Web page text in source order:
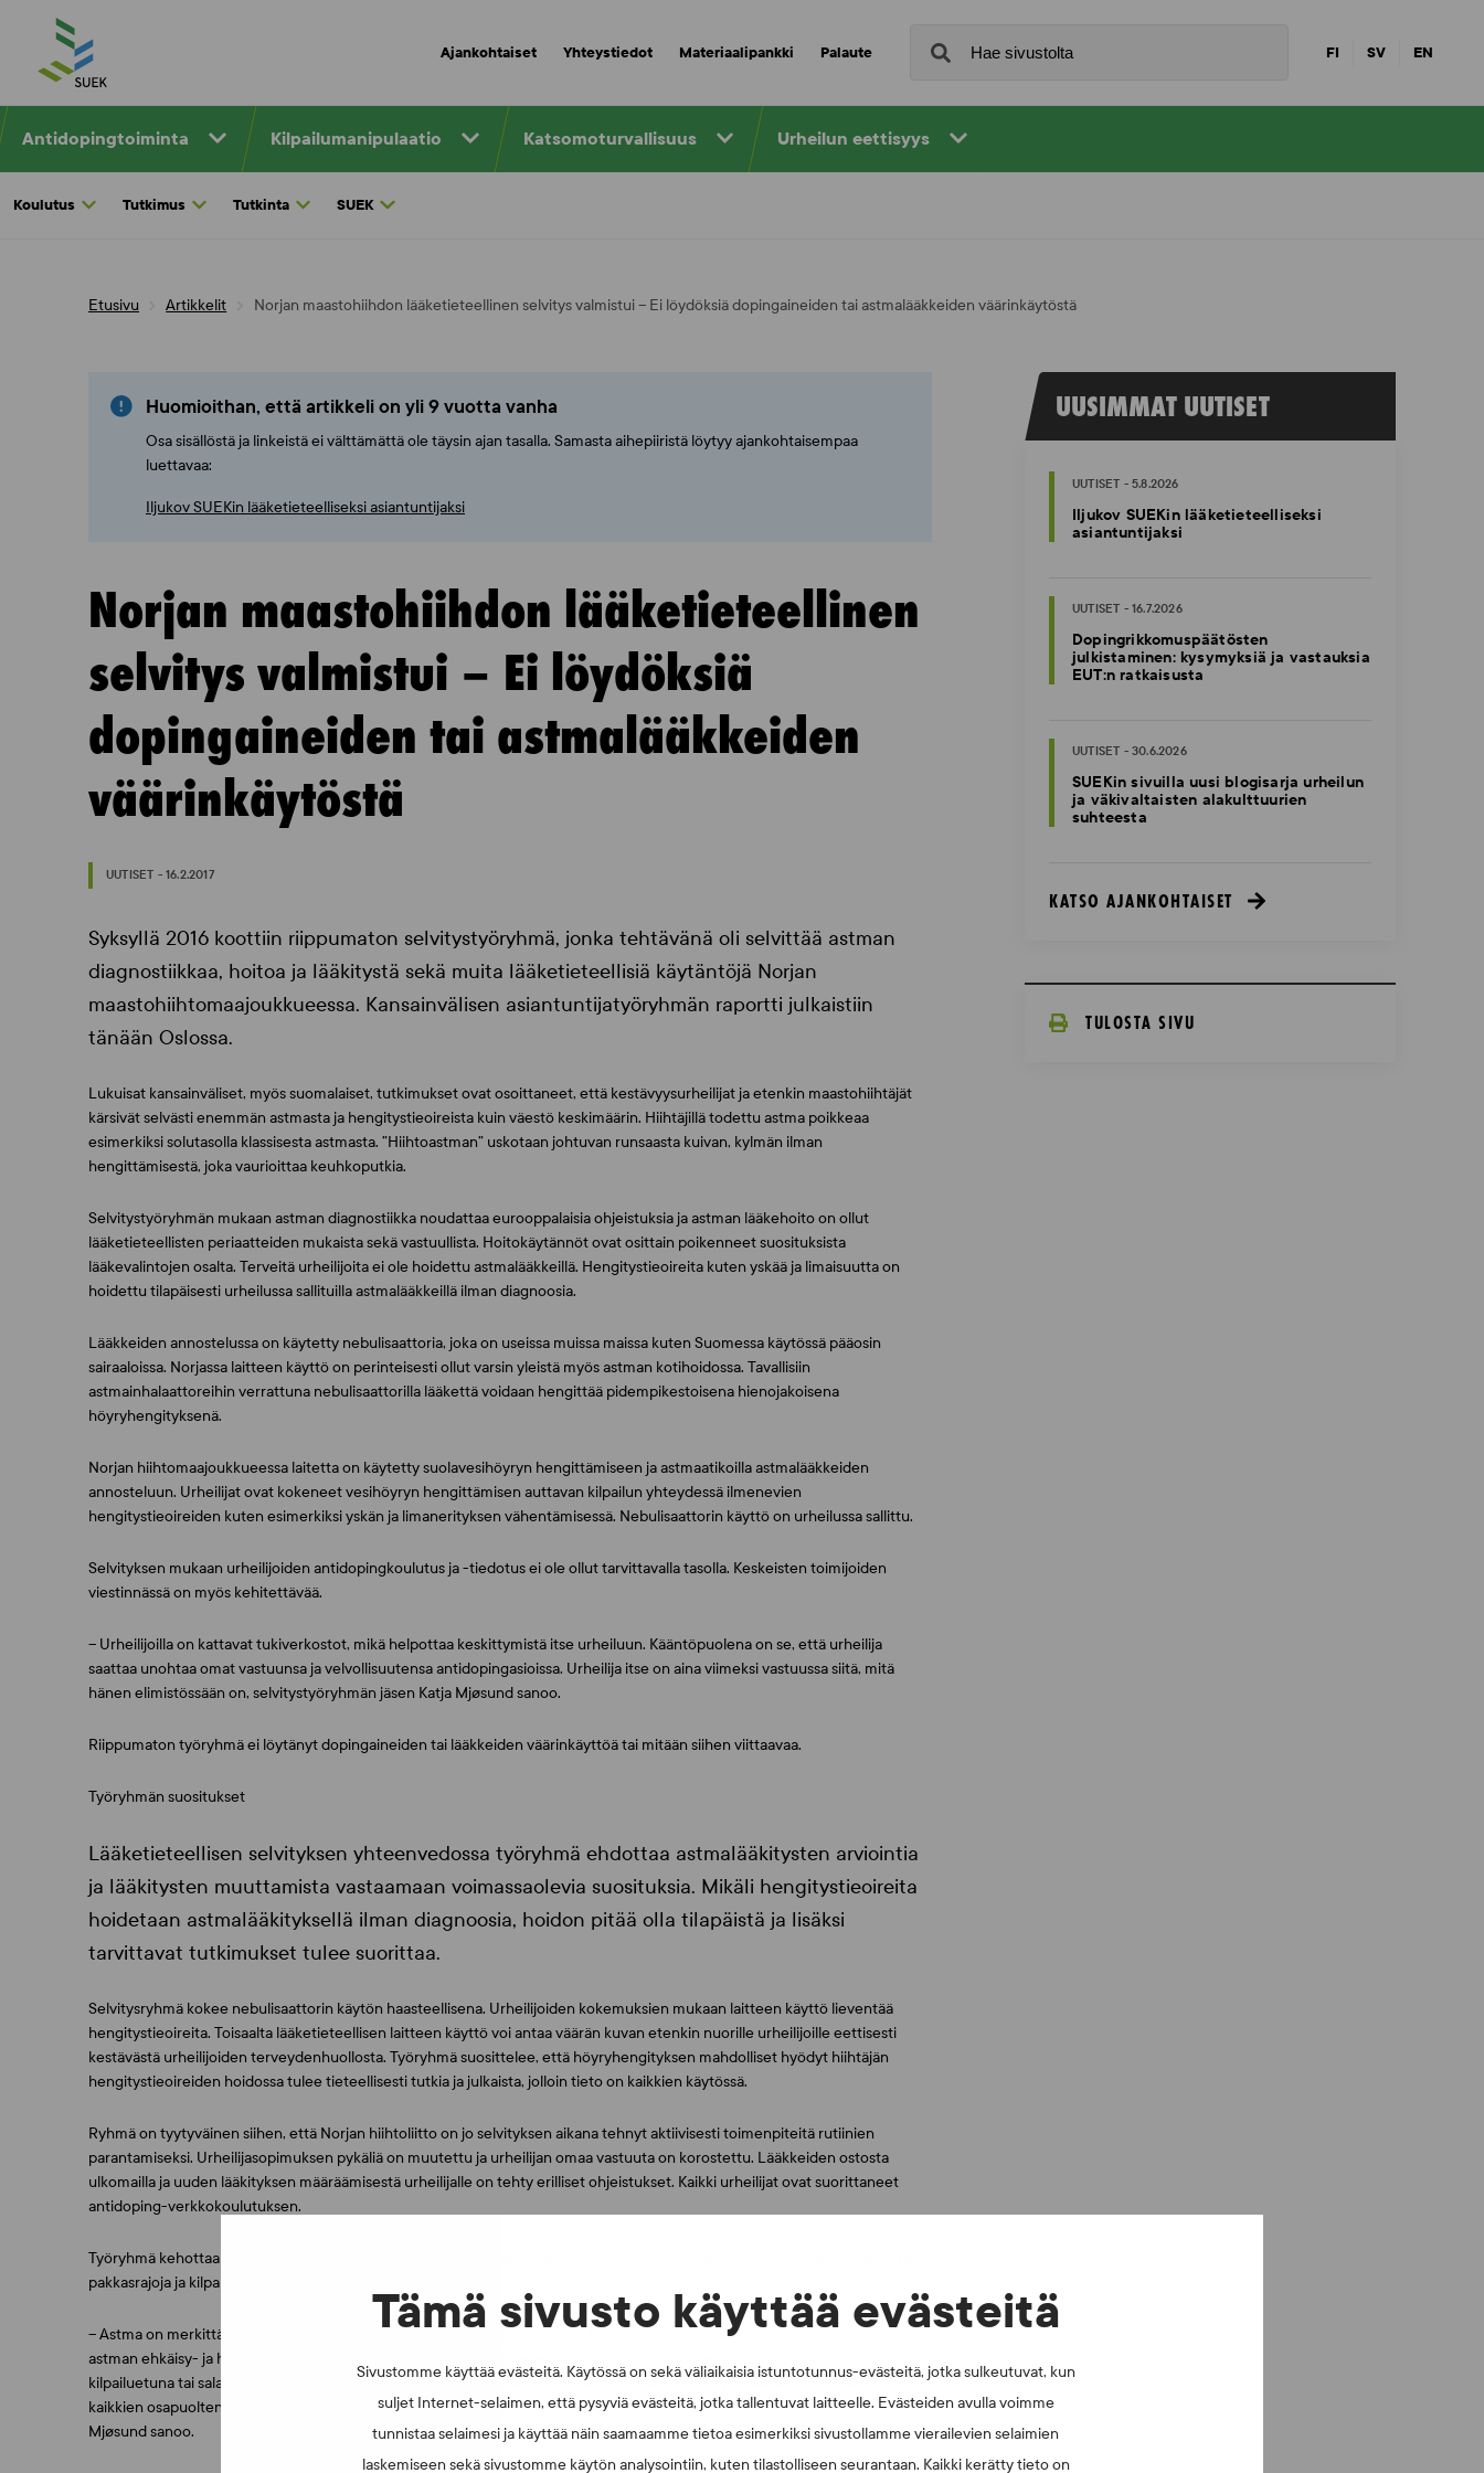
Tämä sivusto käyttää evästeitä
Sivustomme käyttää evästeitä. Käytössä on sekä väliaikaisia istuntotunnus-evästeitä, jotka sulkeutuvat, kun
suljet Internet-selaimen, että pysyviä evästeitä, jotka tallentuvat laitteelle. Evästeiden avulla voimme
tunnistaa selaimesi ja käyttää näin saamaamme tietoa esimerkiksi sivustollamme vierailevien selaimien
laskemiseen sekä sivustomme käytön analysointiin, kuten tilastolliseen seurantaan. Kaikki kerätty tieto on
content
Ajankohtaiset Yhteystiedot Materiaalipankki Palaute FI SV EN
Antidopingtoiminta Kilpailumanipulaatio Katsomoturvallisuus Urheilun eettisyys
Koulutus Tutkimus Tutkinta SUEK
Etusivu Artikkelit Norjan maastohiihdon lääketieteellinen selvitys valmistui – Ei löydöksiä dopingaineiden tai astmalääkkeiden väärinkäytöstä
Huomioithan, että artikkeli on yli 9 vuotta vanha
Osa sisällöstä ja linkeistä ei välttämättä ole täysin ajan tasalla. Samasta aihepiiristä löytyy ajankohtaisempaa
luettavaa:
Iljukov SUEKin lääketieteelliseksi asiantuntijaksi
Norjan maastohiihdon lääketieteellinen
selvitys valmistui – Ei löydöksiä
dopingaineiden tai astmalääkkeiden
väärinkäytöstä
UUTISET - 16.2.2017
Syksyllä 2016 koottiin riippumaton selvitystyöryhmä, jonka tehtävänä oli selvittää astman
diagnostiikkaa, hoitoa ja lääkitystä sekä muita lääketieteellisiä käytäntöjä Norjan
maastohiihtomaajoukkueessa. Kansainvälisen asiantuntijatyöryhmän raportti julkaistiin
tänään Oslossa.
Lukuisat kansainväliset, myös suomalaiset, tutkimukset ovat osoittaneet, että kestävyysurheilijat ja etenkin maastohiihtäjät
kärsivät selvästi enemmän astmasta ja hengitystieoireista kuin väestö keskimäärin. Hiihtäjillä todettu astma poikkeaa
esimerkiksi solutasolla klassisesta astmasta. ”Hiihtoastman” uskotaan johtuvan runsaasta kuivan, kylmän ilman
hengittämisestä, joka vaurioittaa keuhkoputkia.
Selvitystyöryhmän mukaan astman diagnostiikka noudattaa eurooppalaisia ohjeistuksia ja astman lääkehoito on ollut
lääketieteellisten periaatteiden mukaista sekä vastuullista. Hoitokäytännöt ovat osittain poikenneet suosituksista
lääkevalintojen osalta. Terveitä urheilijoita ei ole hoidettu astmalääkkeillä. Hengitystieoireita kuten yskää ja limaisuutta on
hoidettu tilapäisesti urheilussa sallituilla astmalääkkeillä ilman diagnoosia.
Lääkkeiden annostelussa on käytetty nebulisaattoria, joka on useissa muissa maissa kuten Suomessa käytössä pääosin
sairaaloissa. Norjassa laitteen käyttö on perinteisesti ollut varsin yleistä myös astman kotihoidossa. Tavallisiin
astmainhalaattoreihin verrattuna nebulisaattorilla lääkettä voidaan hengittää pidempikestoisena hienojakoisena
höyryhengityksenä.
Norjan hiihtomaajoukkueessa laitetta on käytetty suolavesihöyryn hengittämiseen ja astmaatikoilla astmalääkkeiden
annosteluun. Urheilijat ovat kokeneet vesihöyryn hengittämisen auttavan kilpailun yhteydessä ilmenevien
hengitystieoireiden kuten esimerkiksi yskän ja limanerityksen vähentämisessä. Nebulisaattorin käyttö on urheilussa sallittu.
Selvityksen mukaan urheilijoiden antidopingkoulutus ja -tiedotus ei ole ollut tarvittavalla tasolla. Keskeisten toimijoiden
viestinnässä on myös kehitettävää.
– Urheilijoilla on kattavat tukiverkostot, mikä helpottaa keskittymistä itse urheiluun. Kääntöpuolena on se, että urheilija
saattaa unohtaa omat vastuunsa ja velvollisuutensa antidopingasioissa. Urheilija itse on aina viimeksi vastuussa siitä, mitä
hänen elimistössään on, selvitystyöryhmän jäsen Katja Mjøsundsanoo.
Riippumaton työryhmä ei löytänyt dopingaineiden tai lääkkeiden väärinkäyttöä tai mitään siihen viittaavaa.
Työryhmän suositukset
Lääketieteellisen selvityksen yhteenvedossa työryhmä ehdottaa astmalääkitysten arviointia
ja lääkitysten muuttamista vastaamaan voimassaolevia suosituksia. Mikäli hengitystieoireita
hoidetaan astmalääkityksellä ilman diagnoosia, hoidon pitää olla tilapäistä ja lisäksi
tarvittavat tutkimukset tulee suorittaa.
Selvitysryhmä kokee nebulisaattorin käytön haasteellisena. Urheilijoiden kokemuksien mukaan laitteen käyttö lieventää
hengitystieoireita. Toisaalta lääketieteellisen laitteen käyttö voi antaa väärän kuvan etenkin nuorille urheilijoille eettisesti
kestävästä urheilijoiden terveydenhuollosta. Työryhmä suosittelee, että höyryhengityksen mahdolliset hyödyt hiihtäjän
hengitystieoireiden hoidossa tulee tieteellisesti tutkia ja julkaista, jolloin tieto on kaikkien käytössä.
Ryhmä on tyytyväinen siihen, että Norjan hiihtoliitto on jo selvityksen aikana tehnyt aktiivisesti toimenpiteitä rutiinien
parantamiseksi. Urheilijasopimuksen pykäliä on muutettu ja urheilijan omaa vastuuta on korostettu. Lääkkeiden ostosta
ulkomailla ja uuden lääkityksen määräämisestä urheilijalle on tehty erilliset ohjeistukset. Kaikki urheilijat ovat suorittaneet
antidoping-verkkokoulutuksen.
Työryhmä kehottaa myös FIS:ä suhtautumaan astmaongelmaan vakavasti. Organisaation tulisi arvioida uudelleen esimerkiksi
pakkasrajoja ja kilpailumuotoja.
– Astma on merkittävä ongelma monilla huippuhiihtäjillä, sitä voisi melkein kutsua ”ammattitaudiksi”. Tarvitaan lisää tietoa
astman ehkäisy- ja hoitokeinoista kylmässä urheiltaessa. Valitettavasti astman hoito saatetaan nähdä vääristyneesti
kilpailuetuna tai salailtavana asiana, unohdetaan, että urheilijoiden terveydestä huolehtiminen pitkällä aikajänteellä on
kaikkien osapuolten etu ja mahdollistaa reilun kilpailun. Urheilijan terveyden tulee kuitenkin olla aina priorisoitava asia,
Mjøsund sanoo.
UUSIMMAT UUTISET
UUTISET - 5.8.2026
Iljukov SUEKin lääketieteelliseksi
asiantuntijaksi
UUTISET - 16.7.2026
Dopingrikkomuspäätösten
julkistaminen: kysymyksiä ja vastauksia
EUT:n ratkaisusta
UUTISET - 30.6.2026
SUEKin sivuilla uusi blogisarja urheilun
ja väkivaltaisten alakulttuurien
suhteesta
KATSO AJANKOHTAISET
TULOSTA SIVU